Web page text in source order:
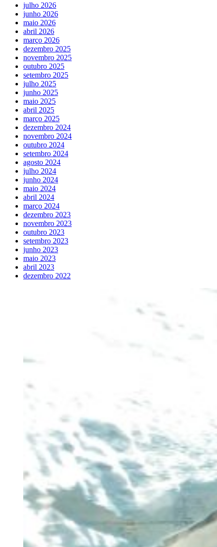
julho 2026
junho 2026
maio 2026
abril 2026
março 2026
dezembro 2025
novembro 2025
outubro 2025
setembro 2025
julho 2025
junho 2025
maio 2025
abril 2025
março 2025
dezembro 2024
novembro 2024
outubro 2024
setembro 2024
agosto 2024
julho 2024
junho 2024
maio 2024
abril 2024
março 2024
dezembro 2023
novembro 2023
outubro 2023
setembro 2023
junho 2023
maio 2023
abril 2023
dezembro 2022